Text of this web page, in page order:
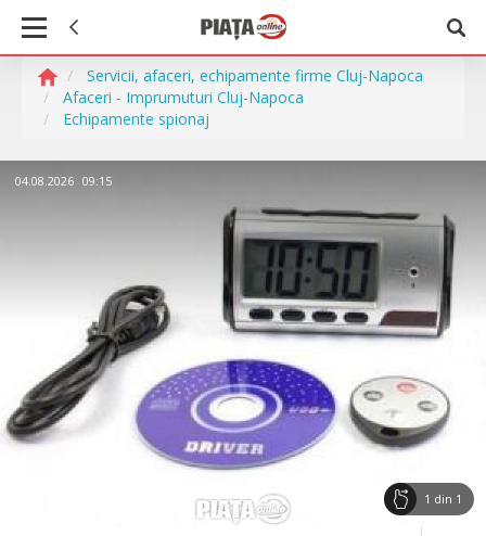
Servicii, afaceri, echipamente firme Cluj-Napoca
Afaceri - Imprumuturi Cluj-Napoca
Echipamente spionaj
04.08.2026 09:15
1 din 1